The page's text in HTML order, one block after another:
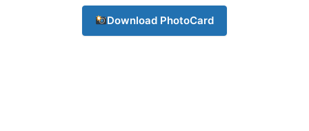
Download PhotoCard